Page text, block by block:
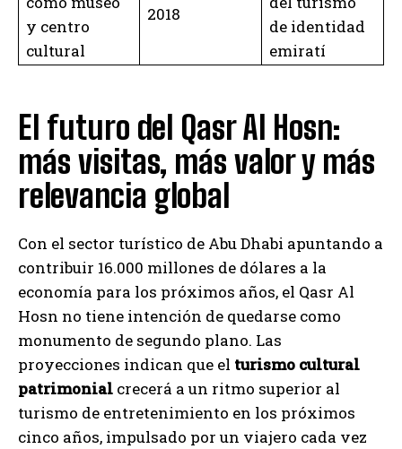
y centro
cultural
2018
de identidad
emiratí
El futuro del Qasr Al Hosn:
más visitas, más valor y más
relevancia global
Con el sector turístico de Abu Dhabi apuntando a
contribuir 16.000 millones de dólares a la
economía para los próximos años, el Qasr Al
Hosn no tiene intención de quedarse como
monumento de segundo plano. Las
proyecciones indican que el turismo cultural
patrimonial crecerá a un ritmo superior al
turismo de entretenimiento en los próximos
cinco años, impulsado por un viajero cada vez